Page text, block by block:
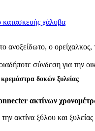
κατασκευής χάλυβα
ανοξείδωτο, ο ορείχαλκος,
σύνδεση για την
κρεμάστρα δοκών ξυλείας
ακτίνων
ακτίνα ξύλου και